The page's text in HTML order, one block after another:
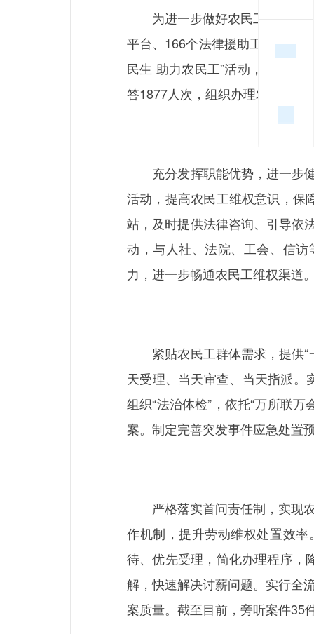
为进一步做好农民工服务保障
平台、166个法律援助工作站和
民生 助力农民工”活动，有效维
答1877人次，组织办理农民工法
充分发挥职能优势，进一步健
活动，提高农民工维权意识，保
站，及时提供法律咨询、引导依
动，与人社、法院、工会、信
力，进一步畅通农民工维权渠道
紧贴农民工群体需求，提供“
天受理、当天审查、当天指派。
组织“法治体检”，依托“万所联
案。制定完善突发事件应急处置
严格落实首问责任制，实现农
作机制，提升劳动维权处置效
待、优先受理，简化办理程序，
解，快速解决讨薪问题。实行全
案质量。截至目前，旁听案件35